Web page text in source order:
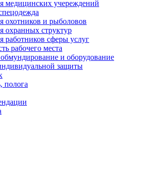
медицинских учереждений
охотников и рыболовов
охранных структур
работников сферы услуг
рабочего места
и оборудование
защиты
полога